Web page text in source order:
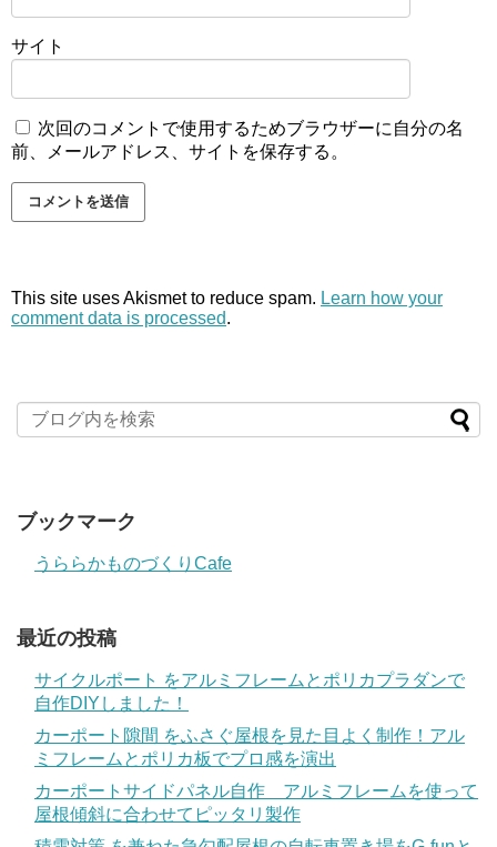
サイト
次回のコメントで使用するためブラウザーに自分の名
前、メールアドレス、サイトを保存する。
This site uses Akismet to reduce spam. Learn how your
comment data is processed.
ブックマーク
うららかものづくりCafe
最近の投稿
サイクルポート をアルミフレームとポリカプラダンで
自作DIYしました！
カーポート隙間 をふさぐ屋根を見た目よく制作！アル
ミフレームとポリカ板でプロ感を演出
カーポートサイドパネル自作 アルミフレームを使って
屋根傾斜に合わせてピッタリ製作